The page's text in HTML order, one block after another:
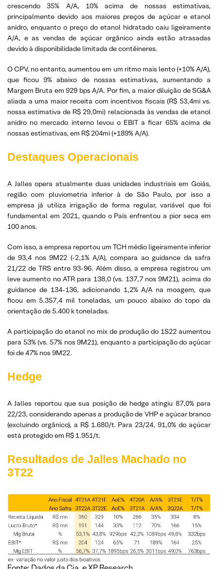
crescendo 35% A/A, 10% acima de nossas estimativas,
principalmente devido aos maiores preços de açúcar e etanol
anidro, enquanto o preço do etanol hidratado caiu ligeiramente
A/A, e as vendas de açúcar orgânico ainda estão atrasadas
devido à disponibilidade limitada de contêineres.
O CPV, no entanto, aumentou em um ritmo mais lento (+10% A/A),
que ficou 9% abaixo de nossas estimativas, aumentando a
Margem Bruta em 929 bps A/A. Por fim, a maior diluição de SG&A
aliada a uma maior receita com incentivos fiscais (R$ 53,4mi vs.
nossa estimativa de R$ 29,0mi) relacionada às vendas de etanol
anidro no mercado interno levou o EBIT a ficar 65% acima de
nossas estimativas, em R$ 204mi (+189% A/A).
Destaques Operacionais
A Jalles opera atualmente duas unidades industriais em Goiás,
região com pluviometria inferior à de São Paulo, por isso a
empresa já utiliza irrigação de forma regular, variável que foi
fundamental em 2021, quando o País enfrentou a pior seca em
100 anos.
Com isso, a empresa reportou um TCH médio ligeiramente inferior
de 93,4 nos 9M22 (-2,1% A/A), compara ao guidance da safra
21/22 de TRS entre 93-96. Além disso, a empresa registrou um
leve aumento no ATR para 138,0 (vs. 137,7 nos 9M21), acima do
guidance de 134-136, adicionando 1,2% A/A na moagem, que
ficou em 5.357,4 mil toneladas, um pouco abaixo do topo da
orientação de 5.400 k toneladas.
A participação do etanol no mix de produção do 1S22 aumentou
para 53% (vs. 57% nos 9M21), enquanto a participação do açúcar
foi de 47% nos 9M22.
Hedge
A Jalles reportou que sua posição de hedge atingiu 87,0% para
22/23, considerando apenas a produção de VHP e açúcar branco
(excluindo orgânico), a R$ 1.680/t. Para 23/24, 91,0% do açúcar
está protegido em R$ 1.951/t.
Resultados de Jalles Machado no
3T22